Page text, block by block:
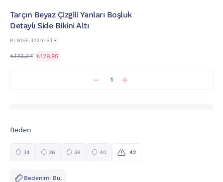
Tarçın Beyaz Çizgili Yanları Boşluk
Detaylı Side Bikini Altı
PL615EJI22IY-STR
₺173,27 ₺129,95
Beden
34 36 38 40 42
Bedenimi Bul